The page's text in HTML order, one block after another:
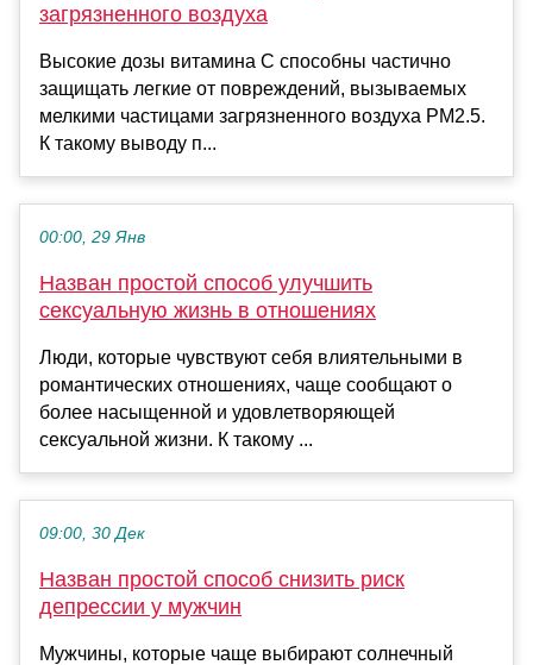
загрязненного воздуха
Высокие дозы витамина C способны частично
защищать легкие от повреждений, вызываемых
мелкими частицами загрязненного воздуха PM2.5.
К такому выводу п...
00:00, 29 Янв
Назван простой способ улучшить
сексуальную жизнь в отношениях
Люди, которые чувствуют себя влиятельными в
романтических отношениях, чаще сообщают о
более насыщенной и удовлетворяющей
сексуальной жизни. К такому ...
09:00, 30 Дек
Назван простой способ снизить риск
депрессии у мужчин
Мужчины, которые чаще выбирают солнечный